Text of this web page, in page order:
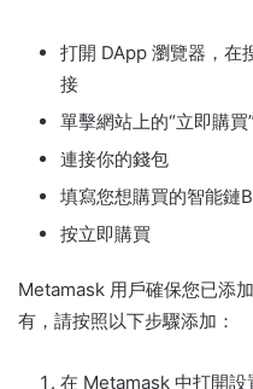
打開 DApp 瀏覽器，在
接
單擊網站上的“立即購買
連接你的錢包
填寫您想購買的智能鏈
按立即購買
Metamask 用戶確保您已添
有，請按照以下步驟添加：
在 Metamask 中打開設